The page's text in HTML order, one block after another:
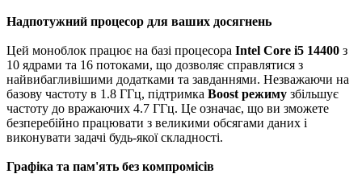
Надпотужний процесор для ваших досягнень
Цей моноблок працює на базі процесора Intel Core i5 14400 з
10 ядрами та 16 потоками, що дозволяє справлятися з
найвибагливішими додатками та завданнями. Незважаючи на
базову частоту в 1.8 ГГц, підтримка Boost режиму збільшує
частоту до вражаючих 4.7 ГГц. Це означає, що ви зможете
безперебійно працювати з великими обсягами даних і
виконувати задачі будь-якої складності.
Графіка та пам'ять без компромісів